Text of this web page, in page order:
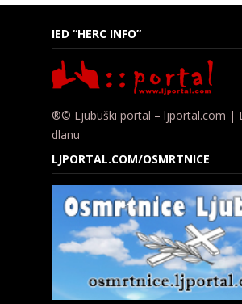
IED “HERC INFO”
®© Ljubuški portal – ljportal.com |
dlanu
LJPORTAL.COM/OSMRTNICE